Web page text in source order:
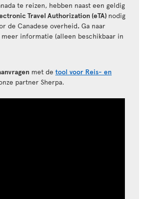
te reizen, hebben naast een geldig
Travel Authorization (eTA) nodig
de Canadese overheid. Ga naar
informatie (alleen beschikbaar in
met de tool voor Reis- en
partner Sherpa.